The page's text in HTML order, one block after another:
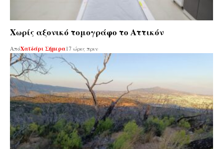
Χωρίς αξονικό τομογράφο το Αττικόν
ΑπόΧαϊδάρι Σήμερα 17 ώρες πριν